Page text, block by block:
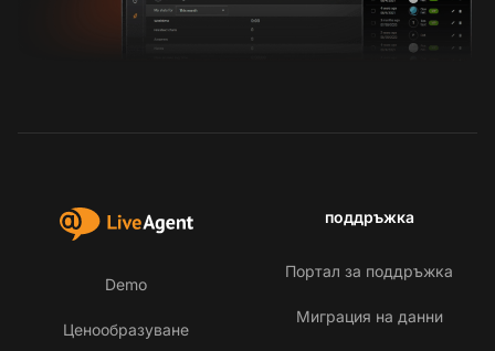
Demo
Ценообразуване
поддръжка
Портал за поддръжка
Миграция на данни